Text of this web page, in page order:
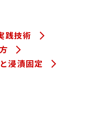
践技術
浸漬固定